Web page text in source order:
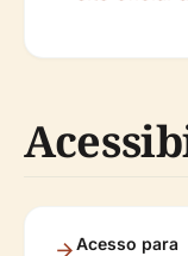
Acesso para